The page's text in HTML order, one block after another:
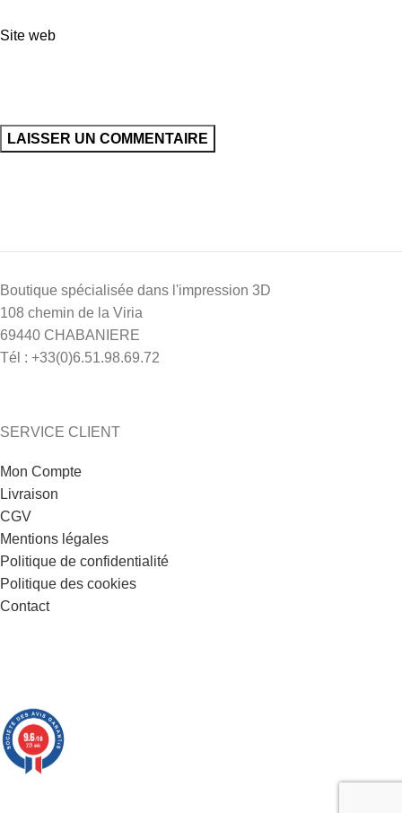
Site web
Boutique spécialisée dans l'impression 3D
108 chemin de la Viria
69440 CHABANIERE
Tél : +33(0)6.51.98.69.72
SERVICE CLIENT
Mon Compte
Livraison
CGV
Mentions légales
Politique de confidentialité
Politique des cookies
Contact
9.6/10
221 avis